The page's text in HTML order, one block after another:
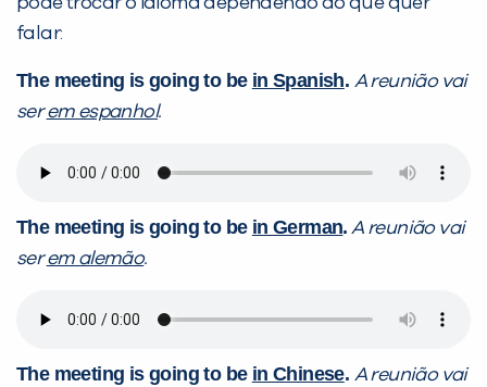
falar:
The meeting is going to be in Spanish. A reunião vai
serem espanhol.
The meeting is going to be in German. A reunião vai
serem alemão.
The meeting is going to be in Chinese. A reunião vai